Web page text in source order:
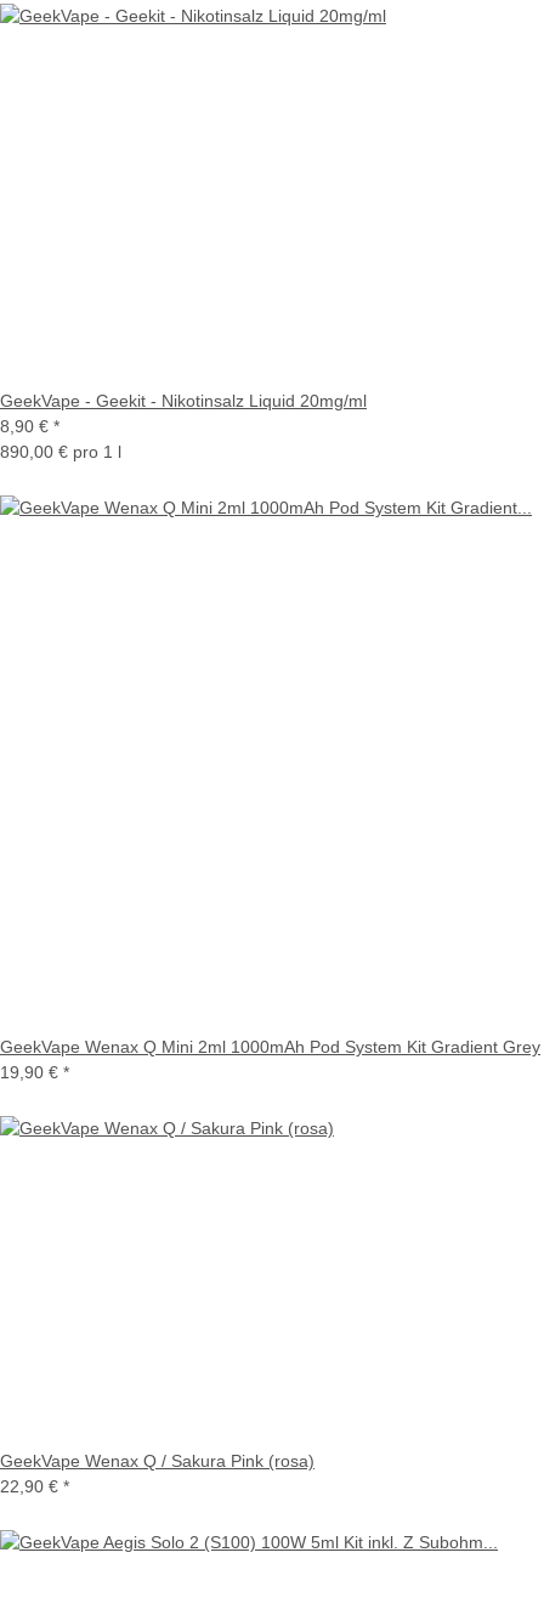
GeekVape - Geekit - Nikotinsalz Liquid 20mg/ml
8,90 € *
890,00 € pro 1 l
GeekVape Wenax Q Mini 2ml 1000mAh Pod System Kit Gradient Grey
19,90 € *
GeekVape Wenax Q / Sakura Pink (rosa)
22,90 € *